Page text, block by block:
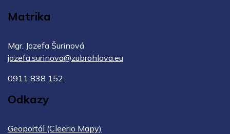
Matrika
Mgr. Jozefa Šurinová
jozefa.surinova@zubrohlava.eu
0911 838 152
Odkazy
Geoportál (Cleerio Mapy)